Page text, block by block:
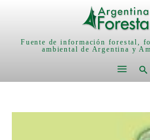
Fuente de información forestal,
ambiental de Argentina y